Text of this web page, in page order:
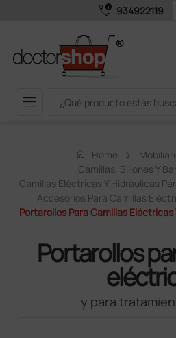
call_quality 934922119
menu
home Home
Camillas, Sillones Y
Camillas Eléctricas Y Hidráulicas
Accesorios Para Camillas
Portarollos Para Camillas
Portarollos
y para